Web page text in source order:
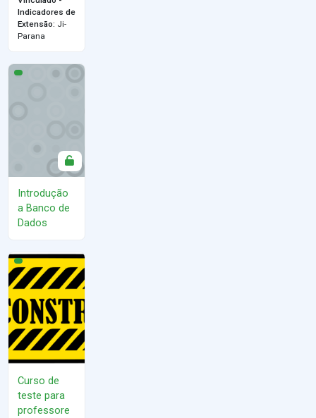
Indicadores de
Extensão: Ji-
Parana
Introdução a Banco de Dados
Introdução
a Banco de
Dados
Curso de teste para professores
Curso de
teste para
professore